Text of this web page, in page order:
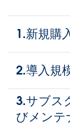
1.新規購
2.導入規
3.サブス
びメンテ